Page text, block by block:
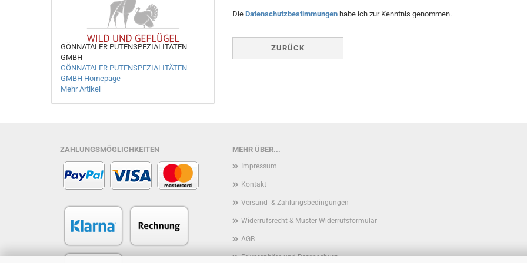
Die Datenschutzbestimmungenhabe ich zur Kenntnis genommen.
ZURÜCK
GÖNNATALER PUTENSPEZIALITÄTEN
GMBH
GÖNNATALER PUTENSPEZIALITÄTEN
GMBH Homepage
Mehr Artikel
MEHR ÜBER...
Impressum
Kontakt
Versand- & Zahlungsbedingungen
Widerrufsrecht & Muster-Widerrufsformular
AGB
Privatsphäre und Datenschutz
ZAHLUNGSMÖGLICHKEITEN